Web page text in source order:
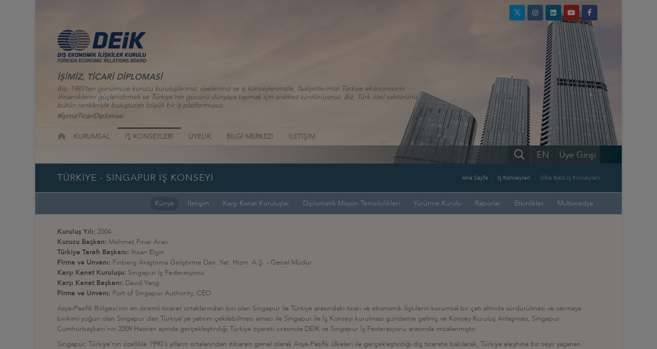
İŞİMİZ, TİCARİ DİPLOMASİ
Biz, 1985’ten günümüze kurucu kuruluşlarımız, üyelerimiz ve iş konseylerimizle, faaliyetlerimizi Türkiye ekonomisinin
dinamiklerini güçlendirmek ve Türkiye’nin gücünü dünyaya taşımak için aralıksız sürdürüyoruz. Biz, Türk özel sektörünü
bütün renkleriyle buluşturan büyük bir iş platformuyuz.
#İşimizTicariDiplomasi
KURUMSAL İŞ KONSEYLERİ ÜYELİK BİLGİ MERKEZİ İLETİŞİM
Üye Girişi
EN
TÜRKİYE - SİNGAPUR İŞ KONSEYİ Ana Sayfa İş Konseyleri Ülke Bazlı İş Konseyleri
Künye İletişim Karşı Kanat Kuruluşlar Diplomatik Misyon Temsilcilikleri Yürütme Kurulu Raporlar Etkinlikler Multimedya
Kuruluş Yılı: 2004
Kurucu Başkan: Mehmet Pınar Aran
Türkiye Tarafı Başkanı: İhsan Elgin
Firma ve Unvanı: Finberg Araştırma Geliştirme Dan. Yat. Hizm. A.Ş. - Genel Müdür
Karşı Kanat Kuruluşu: Singapur İş Federasyonu
Karşı Kanat Başkanı: David Yang
Firma ve Unvanı: Port of Singapur Authority, CEO
Asya-Pasifik Bölgesi'nin en önemli ticaret ortaklarından biri olan Singapur ile Türkiye arasındaki ticari ve ekonomik ilişkilerin kurumsal bir çatı altında sürdürülmesi ve sermaye
birikimi yoğun olan Singapur'dan Türkiye'ye yatırım çekilebilmesi amacı ile Singapur ile İş Konseyi kurulması gündeme gelmiş ve Konsey Kuruluş Anlaşması, Singapur
Cumhurbaşkanı'nın 2009 Haziran ayında gerçekleştirdiği Türkiye ziyareti sırasında DEİK ve Singapur İş Federasyonu arasında imzalanmıştır.
Singapur, Türkiye'nin özellikle 1990'lı yılların ortalarından itibaren genel olarak Asya-Pasifik ülkeleri ile gerçekleştirdiği dış ticarete bakılarak, Türkiye aleyhine bir seyir yaşanan